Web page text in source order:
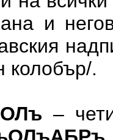
и
колобър/.
–